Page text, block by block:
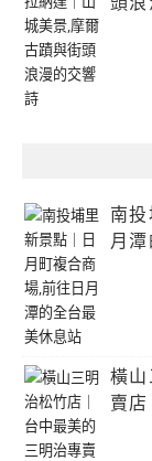
南
月
橫
賣店